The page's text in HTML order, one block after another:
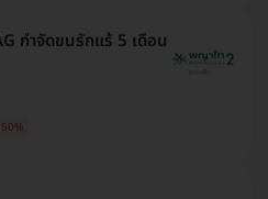
กำจัดขนรักแร้ 5 เดือน